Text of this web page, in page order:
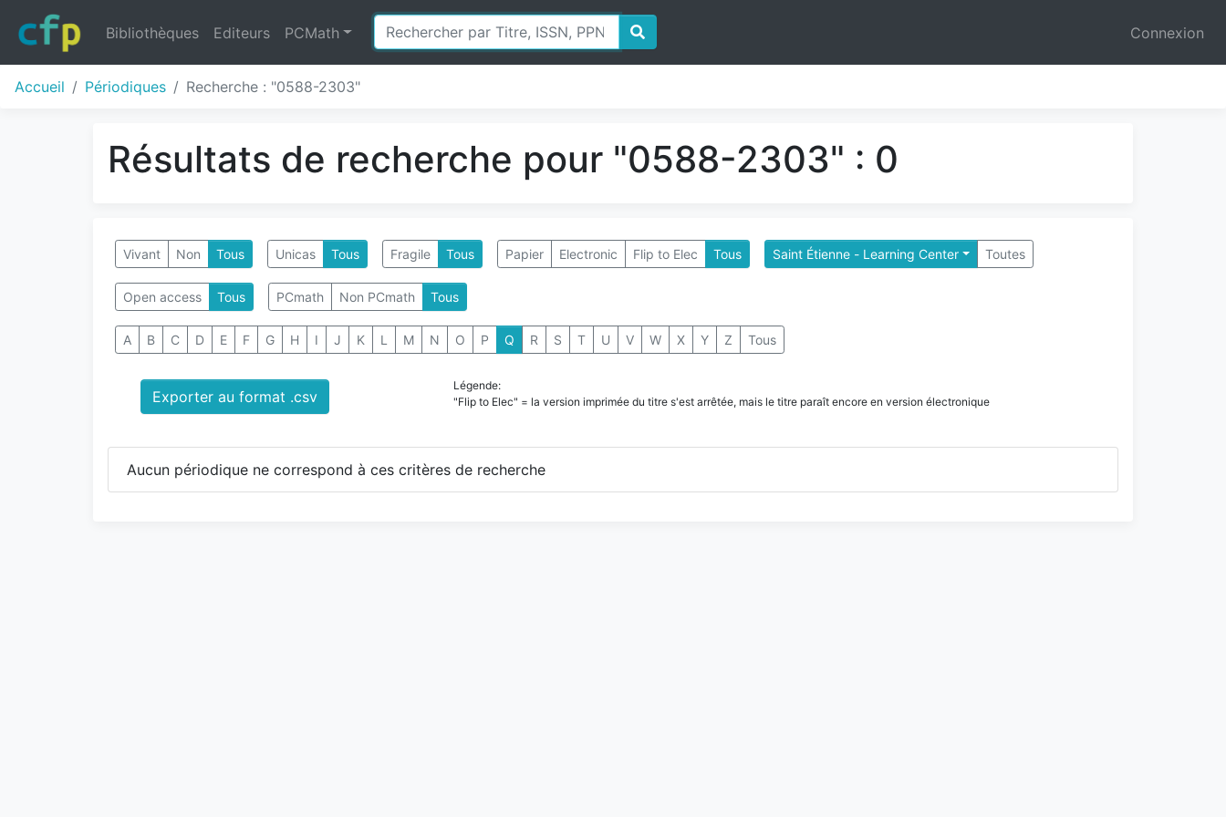
Bibliothèques Editeurs PCMath Connexion
Accueil Périodiques Recherche : "0588-2303"
Résultats de recherche pour "0588-2303" : 0
Vivant Non Tous Unicas Tous Fragile Tous Papier Electronic Flip to Elec Tous Saint Étienne - Learning Center Toutes
Open access Tous PCmath Non PCmath Tous
A B C D E F G H I J K L M N O P Q R S T U V W X Y Z Tous
Exporter au format .csv
Légende:
"Flip to Elec" = la version imprimée du titre s'est arrêtée, mais le titre paraît encore en version électronique
Aucun périodique ne correspond à ces critères de recherche